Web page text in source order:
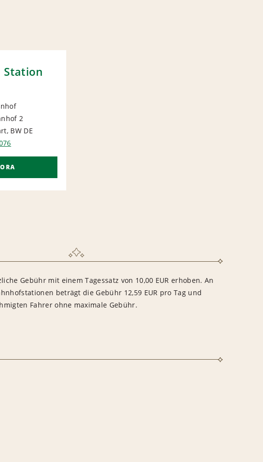
Station
2
BW DE
Gebühr mit einem Tagessatz von 10,00 EUR erhoben. An
beträgt die Gebühr 12,59 EUR pro Tag und
Fahrer ohne maximale Gebühr.